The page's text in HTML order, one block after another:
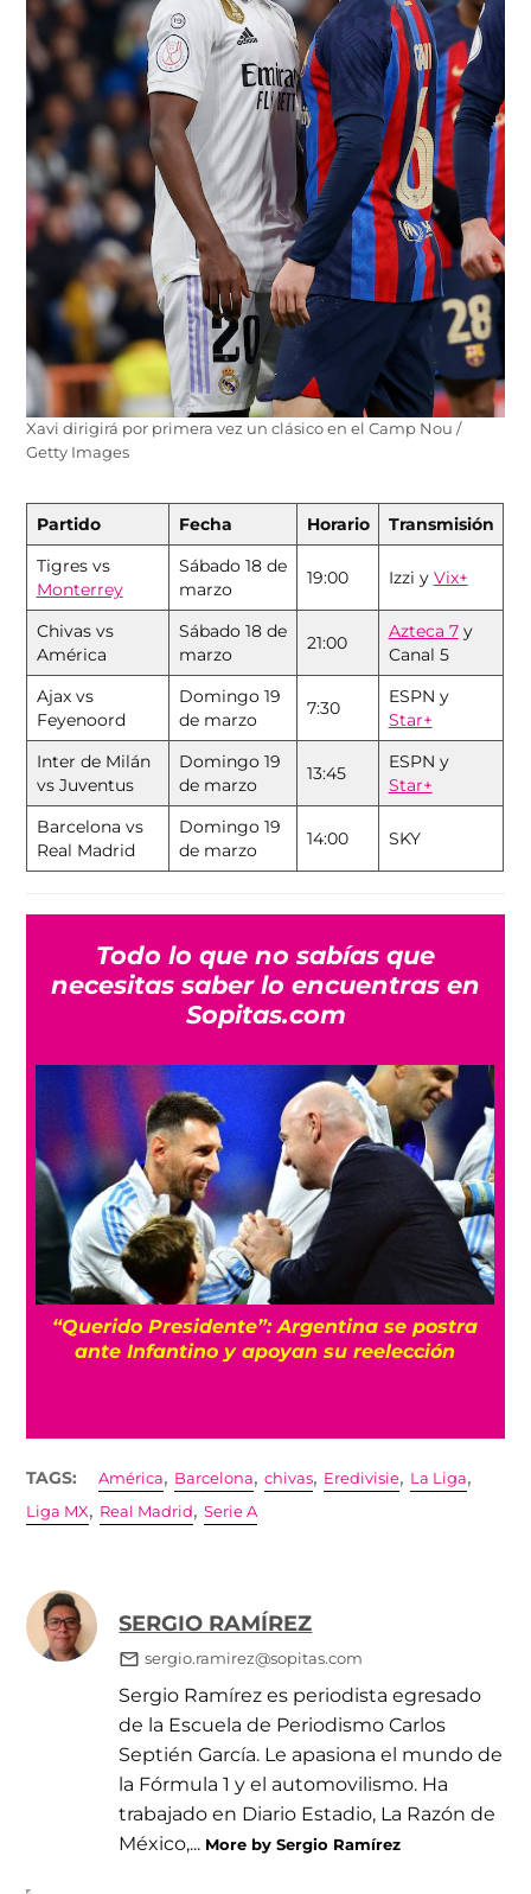
Xavi dirigirá por primera vez un clásico en el Camp Nou /
Getty Images
Partido Fecha Horario
Transmisión
Tigres vs
Monterrey
Sábado 18 de
marzo
19:00 Izzi y Vix+
Chivas vs
América
Sábado 18 de
marzo
21:00
Azteca 7y
Canal 5
Ajax vs
Feyenoord
Domingo 19
de marzo
7:30
ESPN y
Star+
Inter de Milán
vs Juventus
Domingo 19
de marzo
13:45
ESPN y
Star+
Barcelona vs
Real Madrid
Domingo 19
de marzo
14:00 SKY
Todo lo que no sabías que
necesitas saber lo encuentras en
Sopitas.com
Qué sorpresa: Federación Mexicana respalda
a Infantino y no reconocerá procesos ajenos
TAGS: América, Barcelona,chivas, Eredivisie, La Liga,
Liga MX, Real Madrid,Serie A
SERGIO RAMÍREZ
sergio.ramirez@sopitas.com
Sergio Ramírez es periodista egresado
de la Escuela de Periodismo Carlos
Septién García. Le apasiona el mundo de
la Fórmula 1 y el automovilismo. Ha
trabajado en Diario Estadio, La Razón de
México,... More by Sergio Ramírez